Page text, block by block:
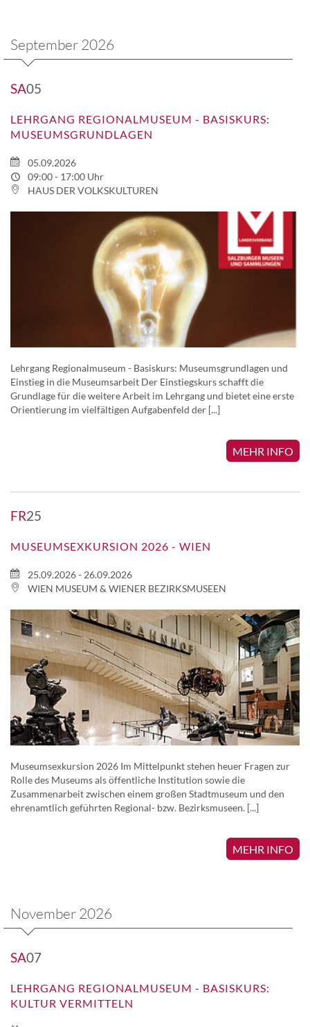
September 2026
SA05
LEHRGANG REGIONALMUSEUM - BASISKURS:
MUSEUMSGRUNDLAGEN
05.09.2026
09:00 - 17:00 Uhr
HAUS DER VOLKSKULTUREN
Lehrgang Regionalmuseum - Basiskurs: Museumsgrundlagen und
Einstieg in die Museumsarbeit Der Einstiegskurs schafft die
Grundlage für die weitere Arbeit im Lehrgang und bietet eine erste
Orientierung im vielfältigen Aufgabenfeld der [...]
MEHR INFO
FR25
MUSEUMSEXKURSION 2026 - WIEN
25.09.2026 - 26.09.2026
WIEN MUSEUM & WIENER BEZIRKSMUSEEN
Museumsexkursion 2026 Im Mittelpunkt stehen heuer Fragen zur
Rolle des Museums als öffentliche Institution sowie die
Zusammenarbeit zwischen einem großen Stadtmuseum und den
ehrenamtlich geführten Regional- bzw. Bezirksmuseen. [...]
MEHR INFO
November 2026
SA07
LEHRGANG REGIONALMUSEUM - BASISKURS:
KULTUR VERMITTELN